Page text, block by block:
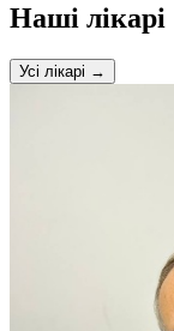
Наші лікарі
Усі лікарі →